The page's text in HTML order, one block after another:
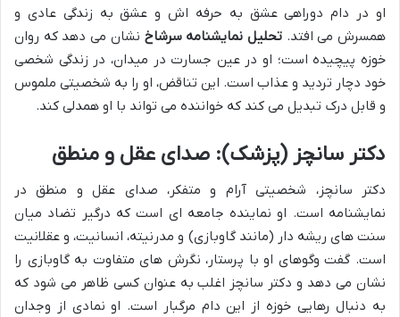
او در دام دوراهی عشق به حرفه اش و عشق به زندگی عادی و
همسرش می افتد.تحلیل نمایشنامه سرشاخ نشان می دهد که روان
خوزه پیچیده است؛ او در عین جسارت در میدان، در زندگی شخصی
خود دچار تردید و عذاب است. این تناقض، او را به شخصیتی ملموس
و قابل درک تبدیل می کند که خواننده می تواند با او همدلی کند.
دکتر سانچز (پزشک): صدای عقل و منطق
دکتر سانچز، شخصیتی آرام و متفکر، صدای عقل و منطق در
نمایشنامه است. او نماینده جامعه ای است که درگیر تضاد میان
سنت های ریشه دار (مانند گاوبازی) و مدرنیته، انسانیت، و عقلانیت
است. گفت وگوهای او با پرستار، نگرش های متفاوت به گاوبازی را
نشان می دهد و دکتر سانچز اغلب به عنوان کسی ظاهر می شود که
به دنبال رهایی خوزه از این دام مرگبار است. او نمادی از وجدان